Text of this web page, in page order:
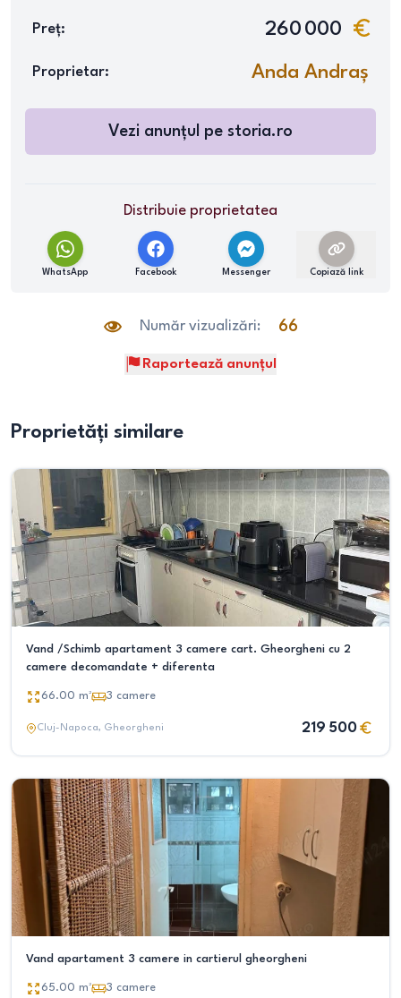
Preț: 260 000
Proprietar: Anda Andraș
Vezi anunțul pe storia.ro
Distribuie proprietatea
WhatsApp Facebook Messenger Copiază link
Număr vizualizări: 66
Raportează anunțul
Proprietăți similare
Vand /Schimb apartament 3 camere cart. Gheorgheni cu 2
camere decomandate + diferenta
66.00 m² 3 camere
Cluj-Napoca, Gheorgheni 219 500
Vand apartament 3 camere in cartierul gheorgheni
65.00 m² 3 camere